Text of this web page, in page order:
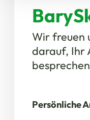
Wir freuen
darauf, Ihr
Persönliche